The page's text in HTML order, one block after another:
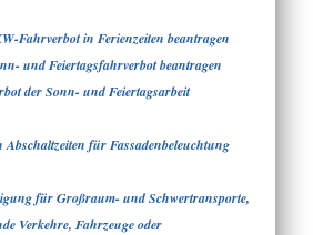
Fahrverbot in Ferienzeiten beantragen
und Feiertagsfahrverbot beantragen
der Sonn- und Feiertagsarbeit
Abschaltzeiten für Fassadenbeleuchtung
für Großraum- und Schwertransporte,
Verkehre, Fahrzeuge oder